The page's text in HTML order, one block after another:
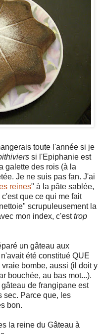
toute l'année si je
si l'Epiphanie est
galette des rois (à la
Je ne suis pas fan. J'ai
reines" à la pâte sablée,
que ce qui me fait
scrupuleusement la
mon index, c'esttrop
un gâteau aux
été constitué QUE
bombe, aussi (il doit y
bouchée, au bas mot...).
de frangipane est
sec. Parce que, les
bon.
la reine du Gâteau à